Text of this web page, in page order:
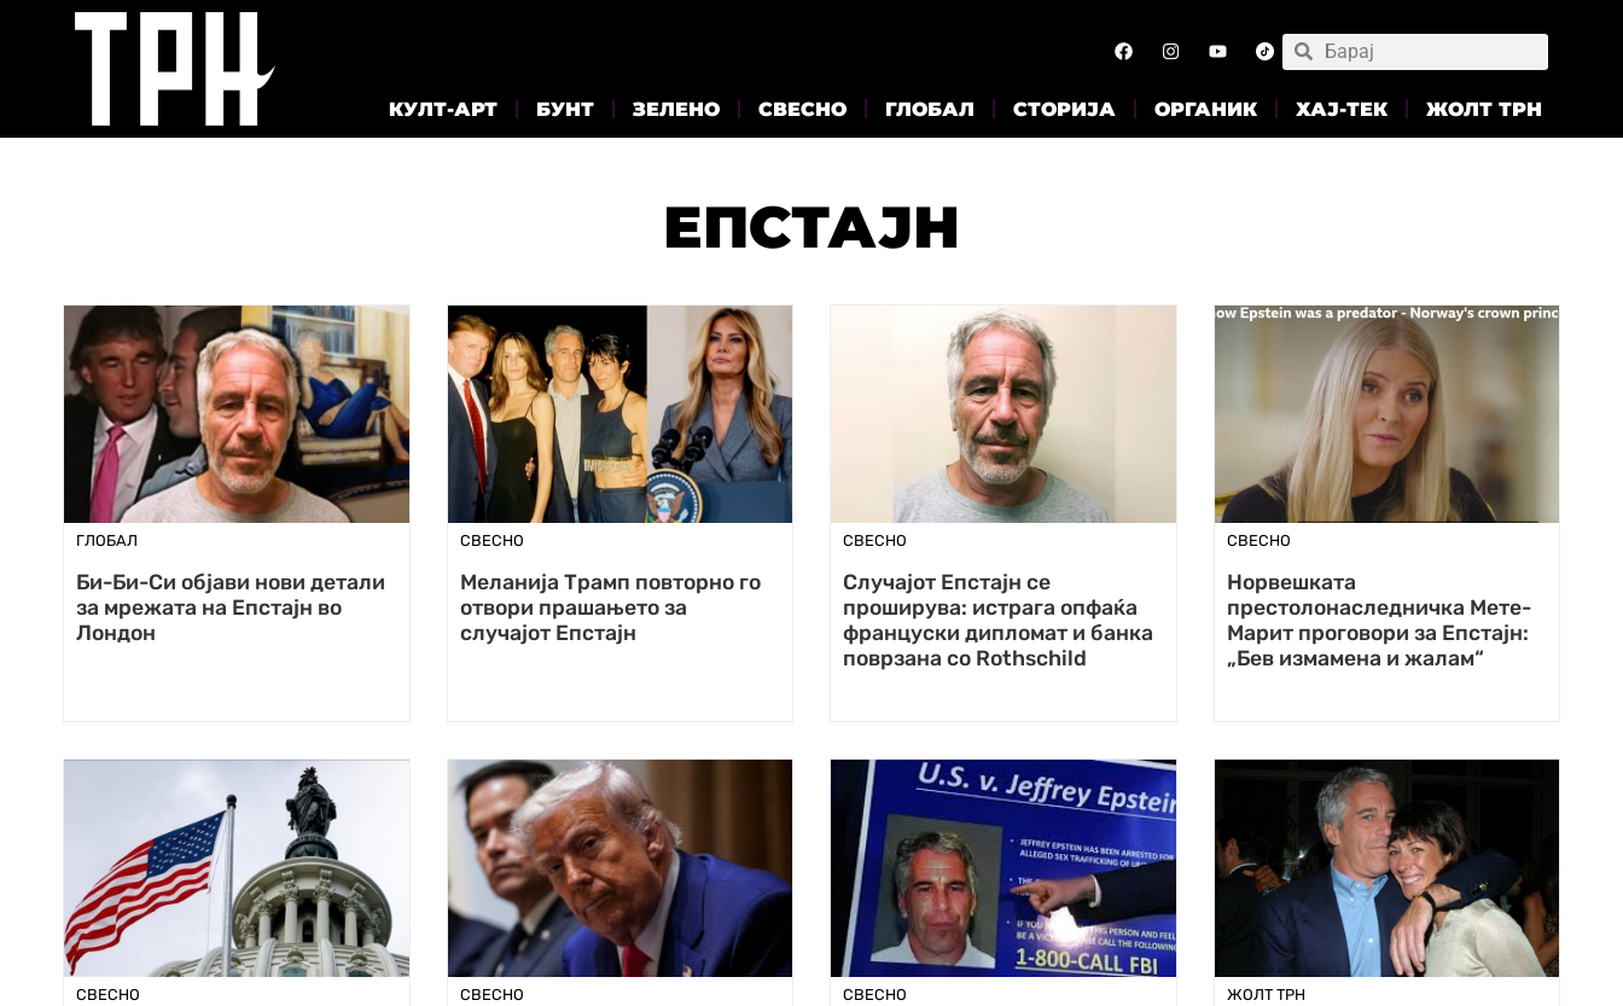
КУЛТ-АРТ БУНТ ЗЕЛЕНО СВЕСНО ГЛОБАЛ СТОРИЈА ОРГАНИК ХАЈ-ТЕК ЖОЛТ ТРН
ЕПСТАЈН
ГЛОБАЛ
Би-Би-Си објави нови детали
за мрежата на Епстајн во
Лондон
СВЕСНО
Меланија Трамп повторно го
отвори прашањето за
случајот Епстајн
СВЕСНО
Случајот Епстајн се
проширува: истрага опфаќа
француски дипломат и банка
поврзана со Rothschild
СВЕСНО
Норвешката
престолонаследничка Мете-
Марит проговори за Епстајн:
„Бев измамена и жалам“
СВЕСНО СВЕСНО СВЕСНО ЖОЛТ ТРН